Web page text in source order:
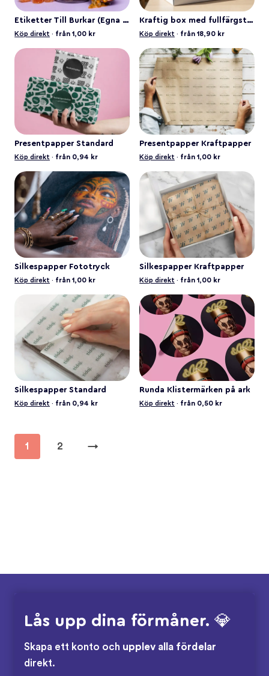
Etiketter Till Burkar (Egna Mått)
Köp direkt · från 1,00 kr
Kraftig box med fullfärgstryck
Köp direkt · från 18,90 kr
Presentpapper Standard
Köp direkt · från 0,94 kr
Presentpapper Kraftpapper
Köp direkt · från 1,00 kr
Silkespapper Fototryck
Köp direkt · från 1,00 kr
Silkespapper Kraftpapper
Köp direkt · från 1,00 kr
Silkespapper Standard
Köp direkt · från 0,94 kr
Runda Klistermärken på ark
Köp direkt · från 0,50 kr
1 2 →
Lås upp dina förmåner. 💎
Skapa ett konto och upplev alla fördelar
direkt.